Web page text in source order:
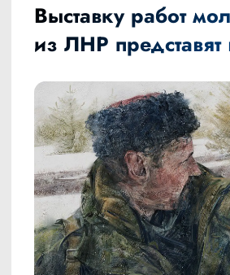
Выставку работ
из ЛНР